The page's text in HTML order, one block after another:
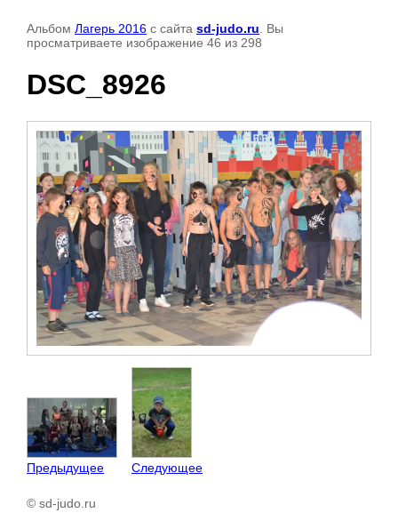
Альбом Лагерь 2016 с сайта sd-judo.ru . Вы
просматриваете изображение 46 из 298
DSC_8926
Предыдущее Следующее
© sd-judo.ru